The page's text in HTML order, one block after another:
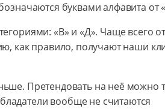
буквами алфавита от
«В» и «Д». Чаще всего
как правило, получают наши
Претендовать на неё можно
вообще не считаются